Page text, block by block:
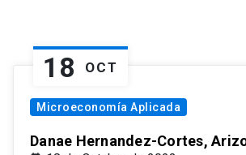
18 OCT
Microeconomía Aplicada
Danae Hernandez-Cortes,